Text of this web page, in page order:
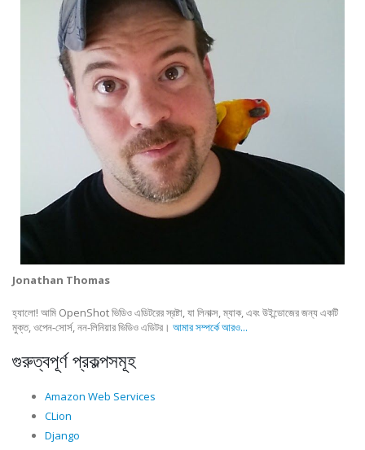
Jonathan Thomas
হ্যালো! আমি OpenShot ভিডিও এডিটরের স্রষ্টা, যা লিনাক্স, ম্যাক, এবং উইন্ডোজের জন্য একটি
মুক্ত, ওপেন-সোর্স, নন-লিনিয়ার ভিডিও এডিটর। আমার সম্পর্কে আরও...
গুরুত্বপূর্ণ প্রকল্পসমূহ
Amazon Web Services
CLion
Django